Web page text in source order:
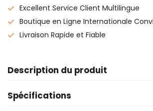
Excellent Service Client Multilingue
Boutique en Ligne Internationale
Livraison Rapide et Fiable
Description du produit
Spécifications